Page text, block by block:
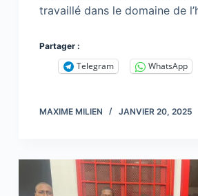
travaillé dans le domaine de
Partager :
Telegram WhatsApp
MAXIME MILIEN JANVIER 20, 2025